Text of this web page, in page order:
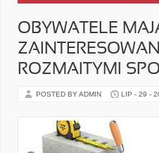
OBYWATELE
ROZMAITYMI
POSTED BY ADMIN LIP - 29 -